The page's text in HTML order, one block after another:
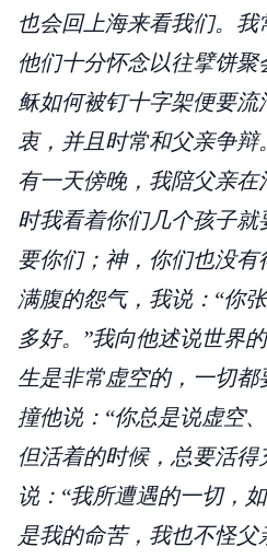
也会回上海来看我们。我
他们十分怀念以往擘饼
稣如何被钉十字架便要
衷，并且时常和父亲争辩。
有一天傍晚，我陪父亲在
时我看着你们几个孩子
要你们；神，你们也没有
满腹的怨气，我说：“你
多好。”我向他述说世界
生是非常虚空的，一切
撞他说：“你总是说虚空
但活着的时候，总要活得
说：“我所遭遇的一切，
是我的命苦，我也不怪